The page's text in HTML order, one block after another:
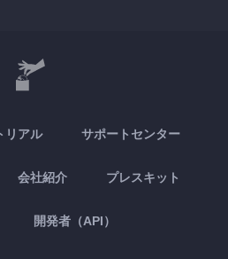
リアル サポートセンター
会社紹介 プレスキット
開発者（API）